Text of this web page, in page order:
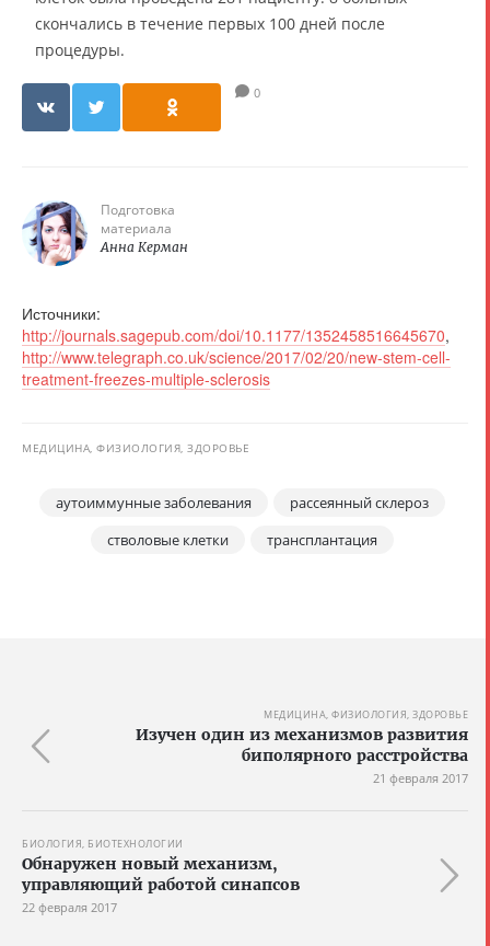
скончались в течение первых 100 дней после
процедуры.
0
Подготовка
материала
Анна Керман
Источники:
http://journals.sagepub.com/doi/10.1177/1352458516645670,
http://www.telegraph.co.uk/science/2017/02/20/new-stem-cell-
treatment-freezes-multiple-sclerosis
МЕДИЦИНА, ФИЗИОЛОГИЯ, ЗДОРОВЬЕ
аутоиммунные заболевания
рассеянный склероз
стволовые клетки
трансплантация
МЕДИЦИНА, ФИЗИОЛОГИЯ, ЗДОРОВЬЕ
Изучен один из механизмов развития
биполярного расстройства
21 февраля 2017
БИОЛОГИЯ, БИОТЕХНОЛОГИИ
Обнаружен новый механизм,
управляющий работой синапсов
22 февраля 2017